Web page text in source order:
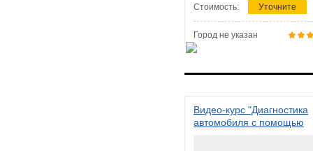
Стоимость: Уточните
Город не указан
Видео-курс "Диагностика
автомобиля с помощью